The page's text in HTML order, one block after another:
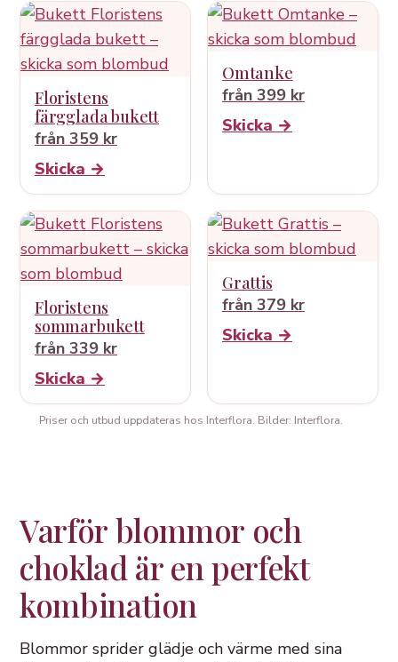
Floristens
färgglada bukett
från 359 kr
Skicka →
Omtanke
från 399 kr
Skicka →
Floristens
sommarbukett
från 339 kr
Skicka →
Grattis
från 379 kr
Skicka →
Priser och utbud uppdateras hos Interflora. Bilder: Interflora.
Varför blommor och
choklad är en perfekt
kombination
Blommor sprider glädje och värme med sina